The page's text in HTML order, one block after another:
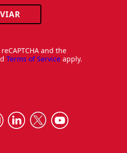
and the
Terms of Service apply.